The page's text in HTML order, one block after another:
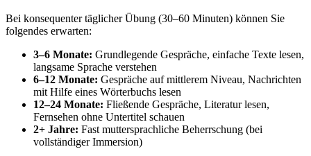
Bei konsequenter täglicher Übung (30–60 Minuten) können Sie
folgendes erwarten:
3–6 Monate: Grundlegende Gespräche, einfache Texte lesen,
langsame Sprache verstehen
6–12 Monate: Gespräche auf mittlerem Niveau, Nachrichten
mit Hilfe eines Wörterbuchs lesen
12–24 Monate: Fließende Gespräche, Literatur lesen,
Fernsehen ohne Untertitel schauen
2+ Jahre: Fast muttersprachliche Beherrschung (bei
vollständiger Immersion)